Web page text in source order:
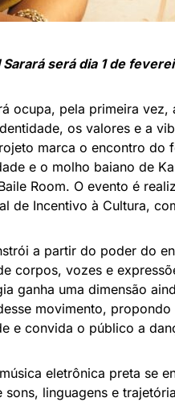
será dia 1 de
ocupa, pela primeira vez,
os valores e a
marca o encontro do
e o molho baiano de
Room. O evento é
de Incentivo à Cultura,
a partir do poder do
corpos, vozes e
ganha uma dimensão
movimento,
e convida o público a
eletrônica preta se
linguagens e